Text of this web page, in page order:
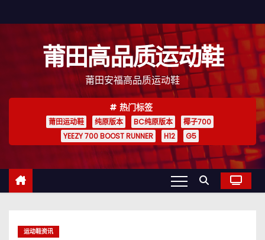
至
莆田高品质运动鞋
莆田安福高品质运动鞋
热门标签
莆田运动鞋 纯原版本 BC纯原版本
椰子700
YEEZY 700 BOOST RUNNER
H12 G5
运动鞋资讯